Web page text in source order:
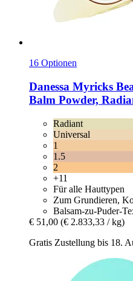
16 Optionen
Danessa Myricks
Balm Powder,
Radiant
Universal
1
1.5
2
+11
Für alle Hauttypen
Zum Grundieren,
Balsam-zu-Puder-
€ 51,00 (€ 2.833,33 / kg)
Gratis Zustellung bis 18.